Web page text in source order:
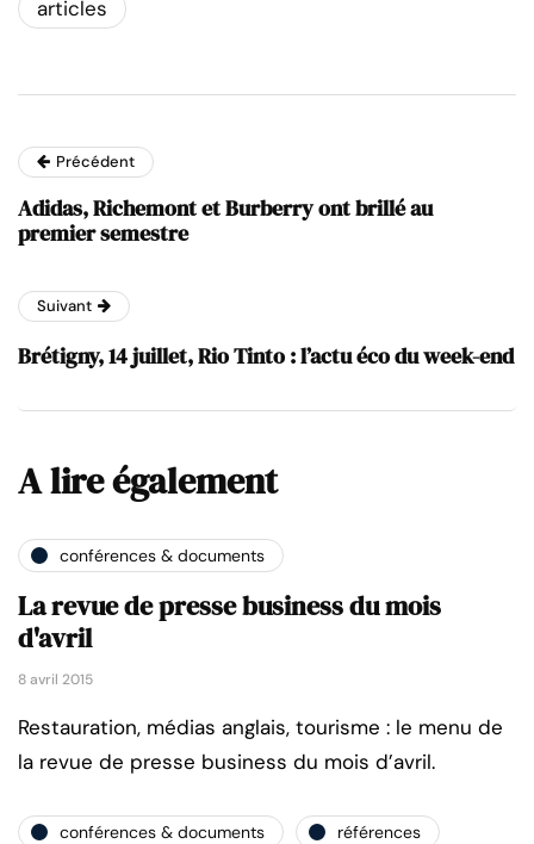
articles
Précédent
Adidas, Richemont et Burberry ont brillé au
premier semestre
Suivant
Brétigny, 14 juillet, Rio Tinto : l’actu éco du week-end
A lire également
conférences & documents
La revue de presse business du mois
d'avril
8 avril 2015
Restauration, médias anglais, tourisme : le menu de
la revue de presse business du mois d’avril.
conférences & documents références